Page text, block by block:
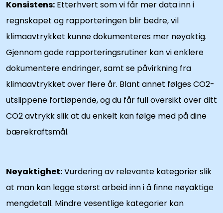
Konsistens: Etterhvert som vi får mer data inn i
regnskapet og rapporteringen blir bedre, vil
klimaavtrykket kunne dokumenteres mer nøyaktig.
Gjennom gode rapporteringsrutiner kan vi enklere
dokumentere endringer, samt se påvirkning fra
klimaavtrykket over flere år. Blant annet følges CO2-
utslippene fortløpende, og du får full oversikt over ditt
CO2 avtrykk slik at du enkelt kan følge med på dine
bærekraftsmål.
Nøyaktighet:Vurdering av relevante kategorier slik
at man kan legge størst arbeid inn i å finne nøyaktige
mengdetall. Mindre vesentlige kategorier kan